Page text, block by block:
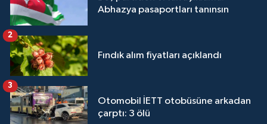
Abhazya pasaportları tanınsın
Fındık alım fiyatları açıklandı
2
Otomobil İETT otobüsüne arkadan
çarptı: 3 ölü
3